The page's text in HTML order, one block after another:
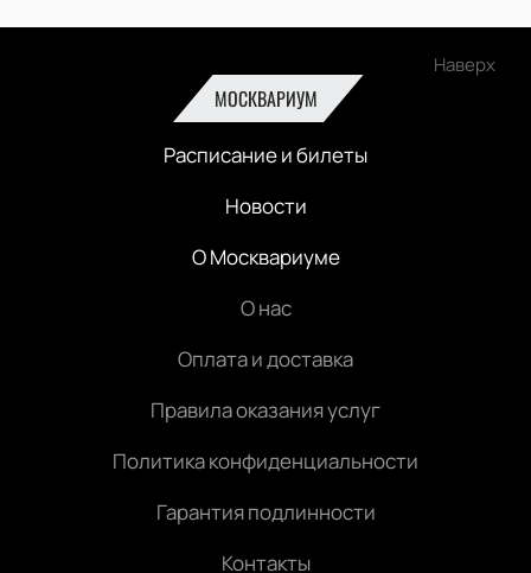
Наверх
МОСКВАРИУМ
Расписание и билеты
Новости
О Москвариуме
О нас
Оплата и доставка
Правила оказания услуг
Политика конфиденциальности
Гарантия подлинности
Контакты